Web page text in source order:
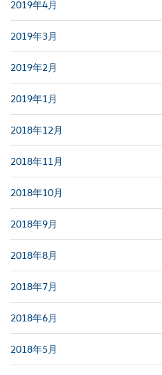
2019年4月
2019年3月
2019年2月
2019年1月
2018年12月
2018年11月
2018年10月
2018年9月
2018年8月
2018年7月
2018年6月
2018年5月